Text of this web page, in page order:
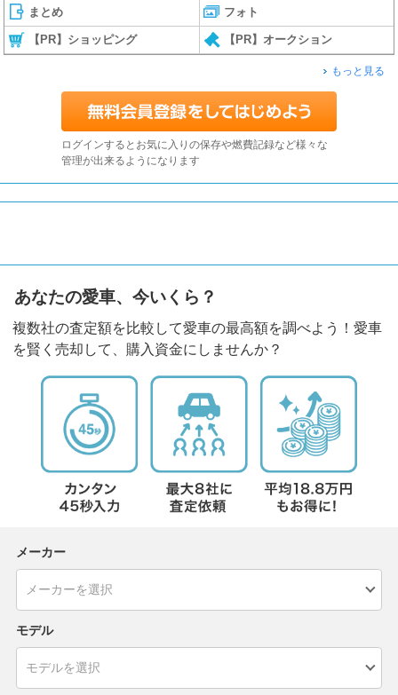
まとめ フォト
【PR】ショッピング 【PR】オークション
もっと見る
ログインするとお気に入りの保存や燃費記録など様々な
管理が出来るようになります
あなたの愛車、今いくら？
複数社の査定額を比較して愛車の最高額を調べよう！愛車
を賢く売却して、購入資金にしませんか？
メーカー
モデル